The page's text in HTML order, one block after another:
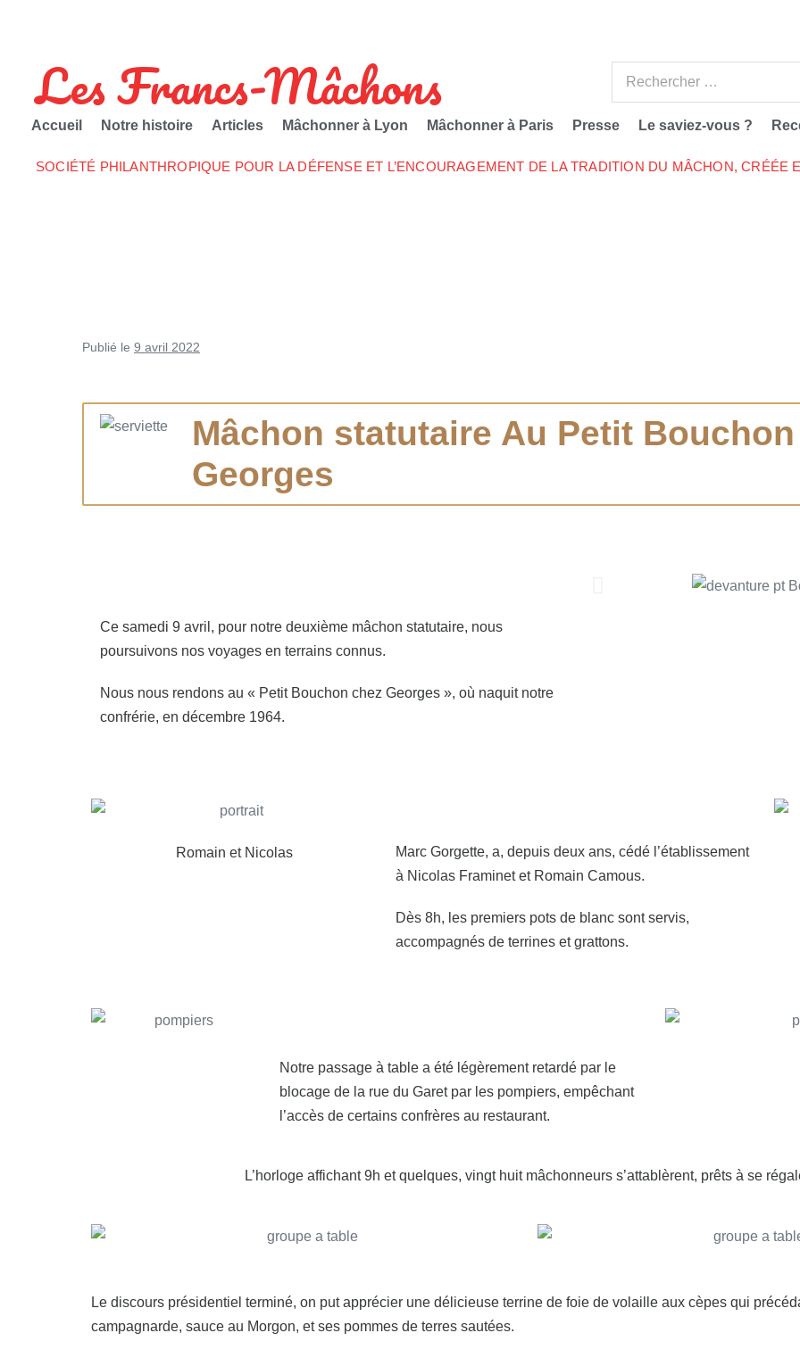
Les Francs-Mâchons
Accueil Notre histoire Articles Mâchonner à Lyon Mâchonner à Paris Presse Le saviez-vous ?
SOCIÉTÉ PHILANTHROPIQUE POUR LA DÉFENSE ET L’ENCOURAGEMENT DE LA TRADITION DU MÂCHON, CRÉÉE
Publié le 9 avril 2022
Mâchon statutaire Au Petit
Georges
Ce samedi 9 avril, pour notre deuxième mâchon statutaire, nous
poursuivons nos voyages en terrains connus.
Nous nous rendons au « Petit Bouchon chez Georges », où naquit notre
confrérie, en décembre 1964.
Romain et Nicolas
Marc Gorgette, a, depuis deux ans, cédé l’établissement
à Nicolas Framinet et Romain Camous.
Dès 8h, les premiers pots de blanc sont servis,
accompagnés de terrines et grattons.
Notre passage à table a été légèrement retardé par le
blocage de la rue du Garet par les pompiers, empêchant
l’accès de certains confrères au restaurant.
L’horloge affichant 9h et quelques, vingt huit mâchonneurs s’attablèrent, prêts à se
Le discours présidentiel terminé, on put apprécier une délicieuse terrine de foie de volaille aux cèpes qui
campagnarde, sauce au Morgon, et ses pommes de terres sautées.